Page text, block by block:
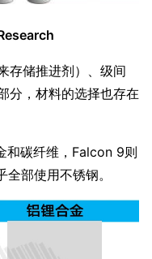
存储推进剂）、级间
分，材料的选择也存在
和碳纤维，Falcon 9则
部使用不锈钢。